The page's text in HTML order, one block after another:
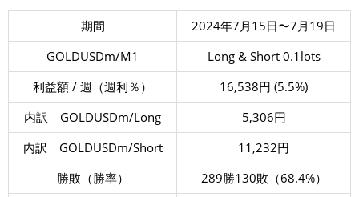
期間
2024年7月15日〜7月19日
GOLDUSDm/M1
Long & Short 0.1lots
利益額 / 週（週利％）
16,538円 (5.5%)
内訳 GOLDUSDm/Long
5,306円
内訳 GOLDUSDm/Short
11,232円
勝敗（勝率）
289勝130敗（68.4%）